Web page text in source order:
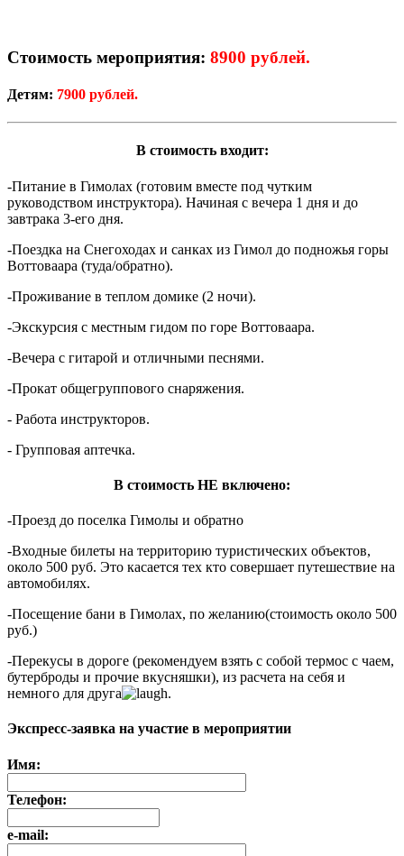
Стоимость мероприятия: 8900 рублей.
Детям: 7900 рублей.
В стоимость входит:
-Питание в Гимолах (готовим вместе под чутким
руководством инструктора). Начиная с вечера 1 дня и до
завтрака 3-его дня.
-Поездка на Снегоходах и санках из Гимол до подножья горы
Воттоваара (туда/обратно).
-Проживание в теплом домике (2 ночи).
-Экскурсия с местным гидом по горе Воттоваара.
-Вечера с гитарой и отличными песнями.
-Прокат общегруппового снаряжения.
- Работа инструкторов.
- Групповая аптечка.
В стоимость НЕ включено:
-Проезд до поселка Гимолы и обратно
-Входные билеты на территорию туристических объектов,
около 500 руб. Это касается тех кто совершает путешествие на
автомобилях.
-Посещение бани в Гимолах, по желанию(стоимость около 500
руб.)
-Перекусы в дороге (рекомендуем взять с собой термос с чаем,
бутерброды и прочие вкусняшки), из расчета на себя и
немного для друга
.
Экспресс-заявка на участие в мероприятии
Имя:
Телефон:
e-mail: